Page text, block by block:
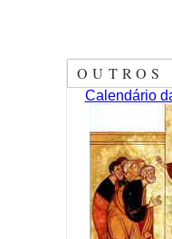
Calendário